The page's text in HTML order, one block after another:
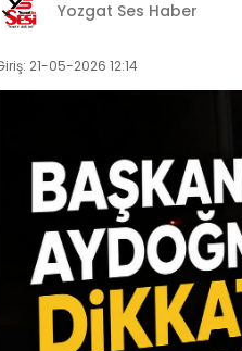
Yozgat Ses Haber
21-05-2026 12:14